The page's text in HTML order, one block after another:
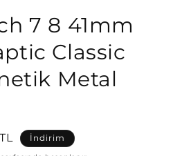
7 8 41mm
Classic
Metal
İndirim